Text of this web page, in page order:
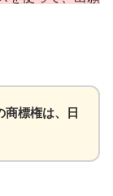
商標権は、日